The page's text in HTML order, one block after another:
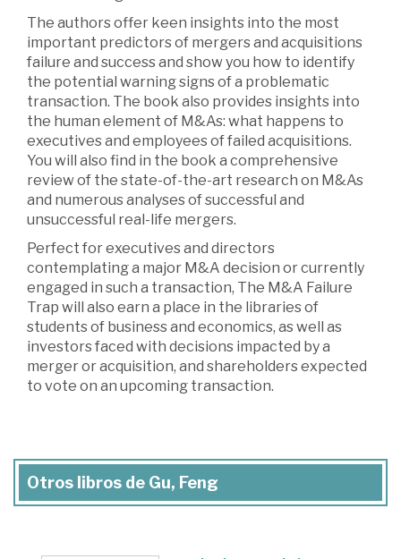
The authors offer keen insights into the most
important predictors of mergers and acquisitions
failure and success and show you how to identify
the potential warning signs of a problematic
transaction. The book also provides insights into
the human element of M&As: what happens to
executives and employees of failed acquisitions.
You will also find in the book a comprehensive
review of the state-of-the-art research on M&As
and numerous analyses of successful and
unsuccessful real-life mergers.
Perfect for executives and directors
contemplating a major M&A decision or currently
engaged in such a transaction, The M&A Failure
Trap will also earn a place in the libraries of
students of business and economics, as well as
investors faced with decisions impacted by a
merger or acquisition, and shareholders expected
to vote on an upcoming transaction.
Otros libros de Gu, Feng